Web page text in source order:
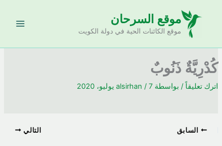
موقع السرحان
موقع الكائنات الحية في دولة الكويت
كُدْرِيَّةٌ ذَنُوبٌ
اترك تعليقاً / بواسطة alsirhan/7 يوليو، 2020
السابق التالي